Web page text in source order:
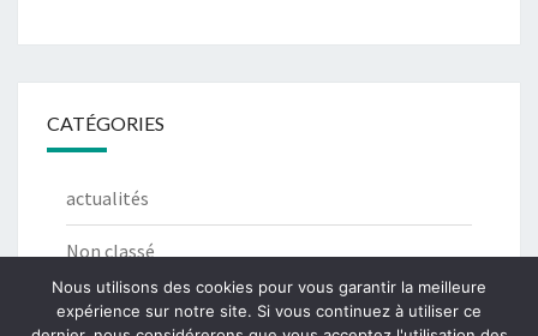
CATÉGORIES
actualités
Non classé
Nous utilisons des cookies pour vous garantir la meilleure
expérience sur notre site. Si vous continuez à utiliser ce